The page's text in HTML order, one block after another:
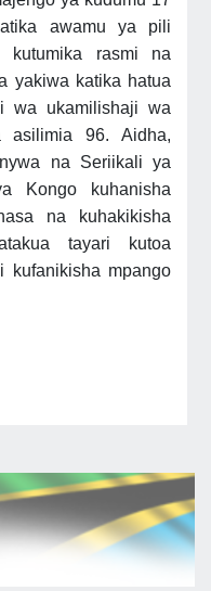
awamu ya pili
kutumika rasmi na
yakiwa katika hatua
wa ukamilishaji wa
asilimia 96. Aidha,
na Seriikali ya
Kongo kuhanisha
na kuhakikisha
tayari kutoa
kufanikisha mpango